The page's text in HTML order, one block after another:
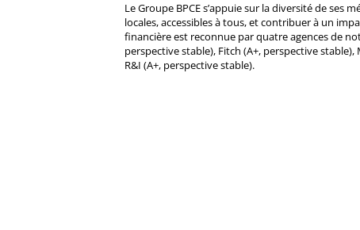
Le Groupe BPCE s’appuie sur la diversité de ses
locales, accessibles à tous, et contribuer à un
financière est reconnue par quatre agences de
perspective stable), Fitch (A+, perspective stable),
R&I (A+, perspective stable).